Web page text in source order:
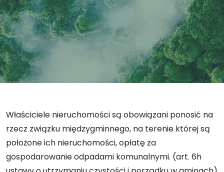
Właściciele nieruchomości są obowiązani ponosić na
rzecz związku międzygminnego, na terenie której są
położone ich nieruchomości, opłatę za
gospodarowanie odpadami komunalnymi. (art. 6h